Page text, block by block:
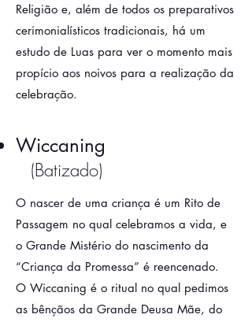
Religião e, além de todos os preparativos
cerimonialísticos tradicionais, há um
estudo de Luas para ver o momento mais
propício aos noivos para a realização da
celebração.
Wiccaning
(Batizado)
O nascer de uma criança é um Rito de
Passagem no qual celebramos a vida, e
o Grande Mistério do nascimento da
“Criança da Promessa” é reencenado.
O Wiccaning é o ritual no qual pedimos
as bênçãos da Grande Deusa Mãe, do